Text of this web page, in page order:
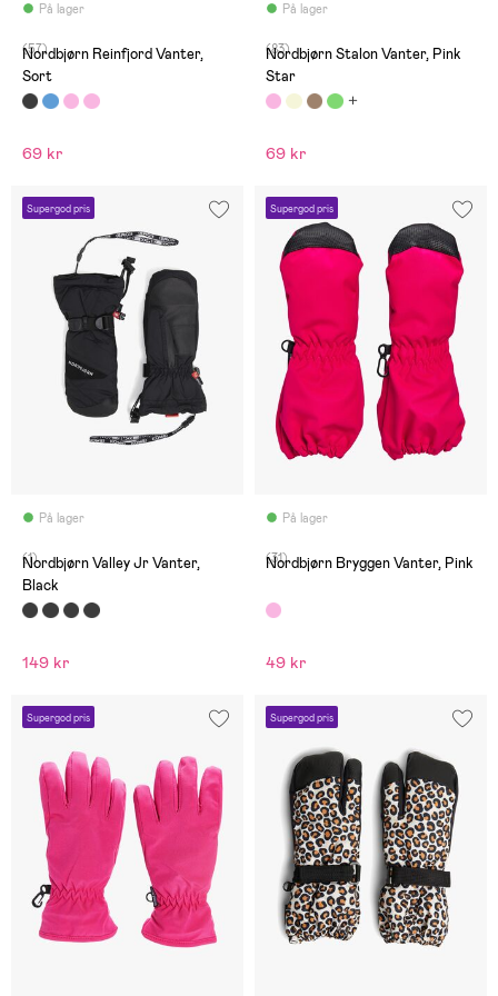
På lager
(57)
Nordbjørn Reinfjord Vanter,
Sort
69 kr
På lager
(83)
Nordbjørn Stalon Vanter, Pink
Star
69 kr
Supergod pris
På lager
(1)
Nordbjørn Valley Jr Vanter,
Black
149 kr
Supergod pris
På lager
(31)
Nordbjørn Bryggen Vanter, Pink
49 kr
Supergod pris Supergod pris